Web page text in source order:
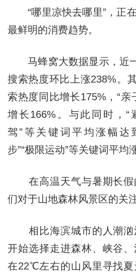
“哪里凉快去哪里”，正在
最鲜明的消费趋势。
马蜂窝大数据显示，近一
搜索热度环比上涨238%。
索热度同比增长175%，“亲
增长166%。与此同时，“
驾”等关键词平均涨幅达
步”“极限运动”等关键词平均
在高温天气与暑期长假
们对于山地森林风景区的关
相比海滨城市的人潮汹
开始选择走进森林、峡谷、
在22℃左右的山风里寻找